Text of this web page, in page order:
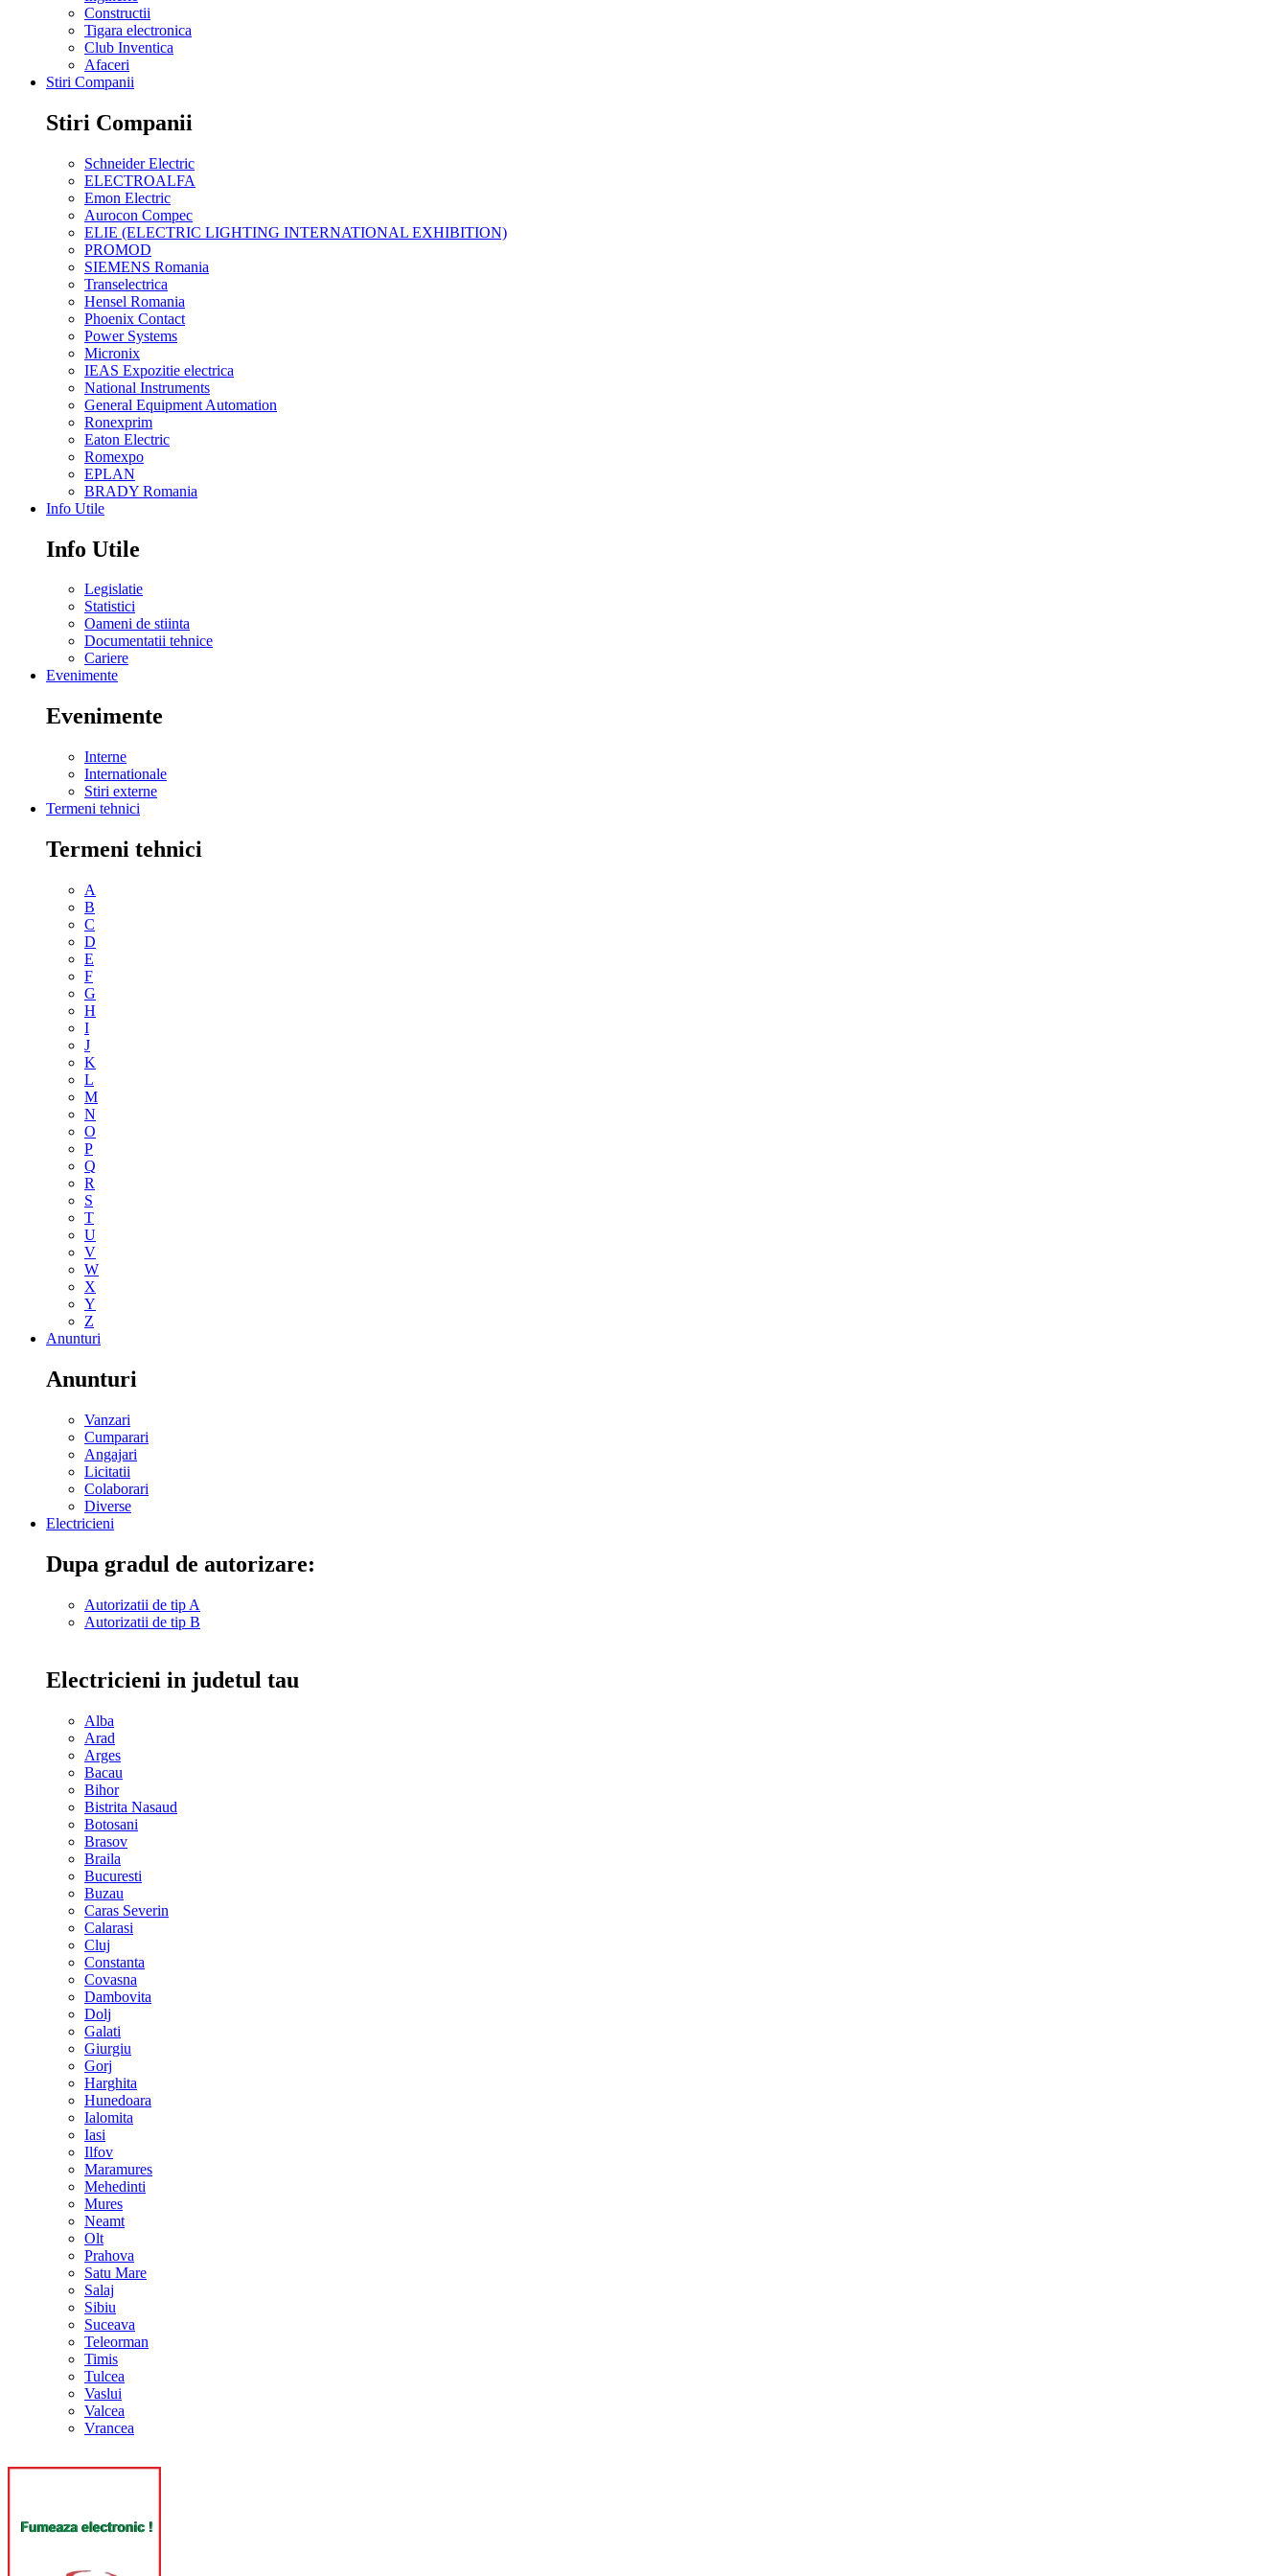
Constructii
Tigara electronica
Club Inventica
Afaceri
Stiri Companii
Stiri Companii
Schneider Electric
ELECTROALFA
Emon Electric
Aurocon Compec
ELIE (ELECTRIC LIGHTING INTERNATIONAL EXHIBITION)
PROMOD
SIEMENS Romania
Transelectrica
Hensel Romania
Phoenix Contact
Power Systems
Micronix
IEAS Expozitie electrica
National Instruments
General Equipment Automation
Ronexprim
Eaton Electric
Romexpo
EPLAN
BRADY Romania
Info Utile
Info Utile
Legislatie
Statistici
Oameni de stiinta
Documentatii tehnice
Cariere
Evenimente
Evenimente
Interne
Internationale
Stiri externe
Termeni tehnici
Termeni tehnici
A
B
C
D
E
F
G
H
I
J
K
L
M
N
O
P
Q
R
S
T
U
V
W
X
Y
Z
Anunturi
Anunturi
Vanzari
Cumparari
Angajari
Licitatii
Colaborari
Diverse
Electricieni
Dupa gradul de autorizare:
Autorizatii de tip A
Autorizatii de tip B
Electricieni in judetul tau
Alba
Arad
Arges
Bacau
Bihor
Bistrita Nasaud
Botosani
Brasov
Braila
Bucuresti
Buzau
Caras Severin
Calarasi
Cluj
Constanta
Covasna
Dambovita
Dolj
Galati
Giurgiu
Gorj
Harghita
Hunedoara
Ialomita
Iasi
Ilfov
Maramures
Mehedinti
Mures
Neamt
Olt
Prahova
Satu Mare
Salaj
Sibiu
Suceava
Teleorman
Timis
Tulcea
Vaslui
Valcea
Vrancea